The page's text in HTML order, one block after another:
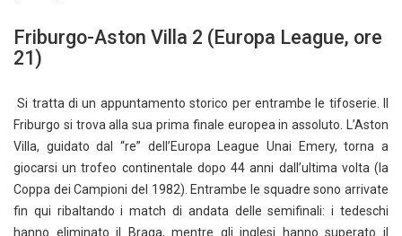
Friburgo-Aston Villa 2 (Europa League, ore
21)
Si tratta di un appuntamento storico per entrambe le tifoserie. Il
Friburgo si trova alla sua prima finale europea in assoluto. L’Aston
Villa, guidato dal “re” dell’Europa League Unai Emery, torna a
giocarsi un trofeo continentale dopo 44 anni dall’ultima volta (la
Coppa dei Campioni del 1982). Entrambe le squadre sono arrivate
fin qui ribaltando i match di andata delle semifinali: i tedeschi
hanno eliminato il Braga, mentre gli inglesi hanno superato il